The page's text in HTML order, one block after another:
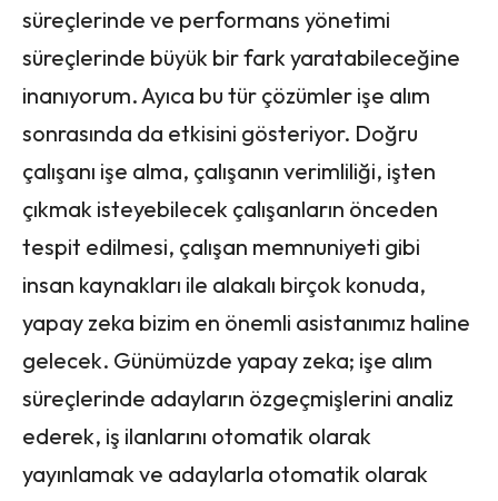
süreçlerinde ve performans yönetimi
süreçlerinde büyük bir fark yaratabileceğine
inanıyorum. Ayıca bu tür çözümler işe alım
sonrasında da etkisini gösteriyor. Doğru
çalışanı işe alma, çalışanın verimliliği, işten
çıkmak isteyebilecek çalışanların önceden
tespit edilmesi, çalışan memnuniyeti gibi
insan kaynakları ile alakalı birçok konuda,
yapay zeka bizim en önemli asistanımız haline
gelecek. Günümüzde yapay zeka; işe alım
süreçlerinde adayların özgeçmişlerini analiz
ederek, iş ilanlarını otomatik olarak
yayınlamak ve adaylarla otomatik olarak